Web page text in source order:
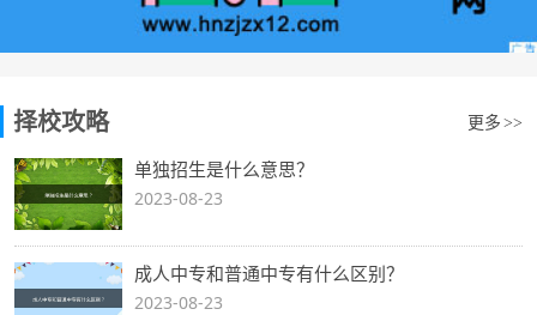
择校攻略 更多 >>
单独招生是什么意思？
2023-08-23
成人中专和普通中专有什么区别？
2023-08-23